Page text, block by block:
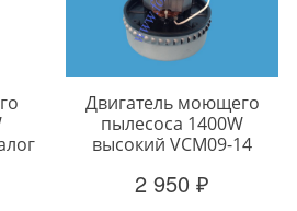
Двигатель моющего
пылесоса 1400W
высокий VCM09-14
2 950 ₽